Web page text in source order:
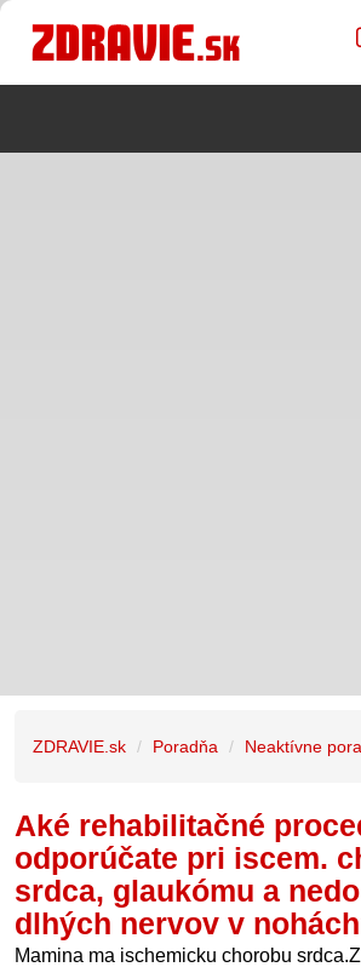
ZDRAVIE.sk Poradňa Neaktívne
Aké rehabilitačné
odporúčate pri iscem.
srdca, glaukómu a
dlhých nervov v
Mamina ma ischemicku chorobu